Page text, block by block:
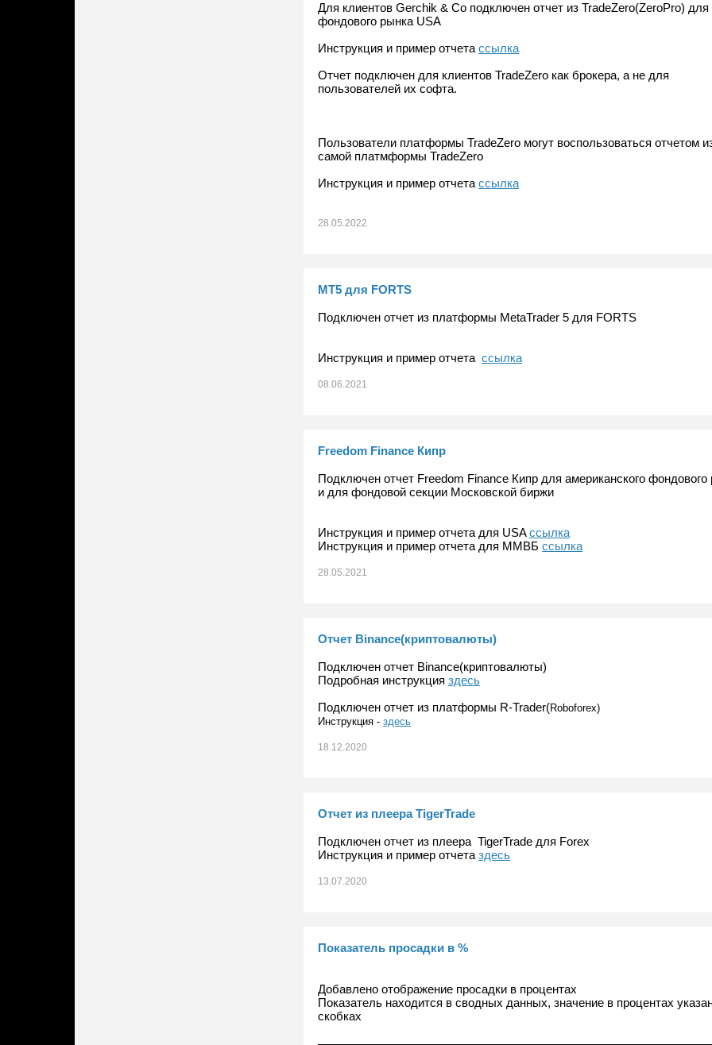
Для клиентов Gerchik & Co подключен отчет из TradeZero(ZeroPro) для
фондового рынка USA
Инструкция и пример отчета ссылка
Отчет подключен для клиентов TradeZero как брокера, а не для
пользователей их софта.
Пользователи платформы TradeZero могут воспользоваться отчетом
самой платмформы TradeZero
Инструкция и пример отчета ссылка
28.05.2022
МТ5 для FORTS
Подключен отчет из платформы MetaTrader 5 для FORTS
Инструкция и пример отчета ссылка
08.06.2021
Freedom Finance Кипр
Подключен отчет Freedom Finance Кипр для американского фондового
и для фондовой секции Московской биржи
Инструкция и пример отчета для USAссылка
Инструкция и пример отчета для ММВБ ссылка
28.05.2021
Отчет Binance(криптовалюты)
Подключен отчет Binance(криптовалюты)
Подробная инструкция здесь
Подключен отчет из платформы R-Trader(Roboforex)
Инструкция - здесь
18.12.2020
Отчет из плеера TigerTrade
Подключен отчет из плеера TigerTrade для Forex
Инструкция и пример отчета здесь
13.07.2020
Показатель просадки в %
Добавлено отображение просадки в процентах
Показатель находится в сводных данных, значение в процентах
скобках